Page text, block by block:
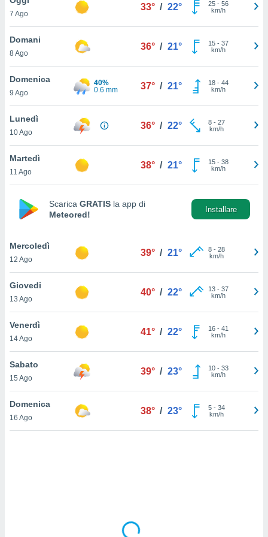
è
al sito
di
ci
di
il
un
la
nella
cookie
il tuo
in
a piè
del
7 Ago
33° / 22° 25- 56
km/h
Domani
8 Ago
36° / 21° 15- 37
km/h
Domenica
9 Ago
40%
0.6 mm
37° / 21° 18- 44
km/h
Lunedì
10 Ago
36° / 22° 8- 27
km/h
Martedì
11 Ago
38° / 21° 15- 38
km/h
Scarica GRATIS la app di
Meteored!
Installare
Mercoledì
12 Ago
39° / 21° 8- 28
km/h
Giovedi
13 Ago
40° / 22° 13- 37
km/h
Venerdì
14 Ago
41° / 22° 16- 41
km/h
Sabato
15 Ago
39° / 23° 10- 33
km/h
Domenica
16 Ago
38° / 23° 5- 34
km/h